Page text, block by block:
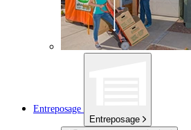
Entreposage
Entreposage